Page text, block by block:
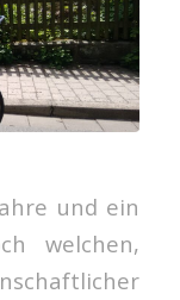
und ein
welchen,